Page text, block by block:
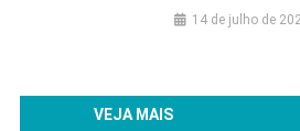
14 de julho de
VEJA MAIS